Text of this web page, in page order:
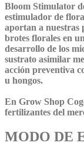
Bloom Stimulator
estimulador de
aportan a nuestras
brotes florales en
desarrollo de los
sustrato asimilar
acción preventiva
u hongos.
En Grow Shop
fertilizantes del
MODO DE